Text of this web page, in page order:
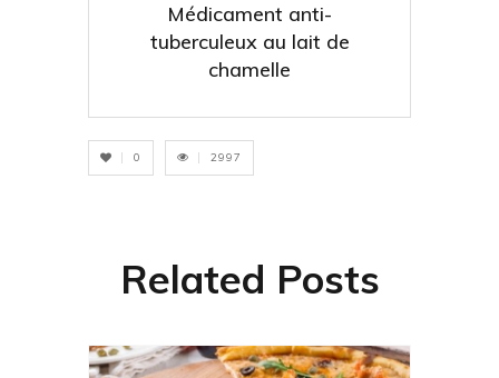
Médicament anti-
tuberculeux au lait de
chamelle
0 2997
Related Posts